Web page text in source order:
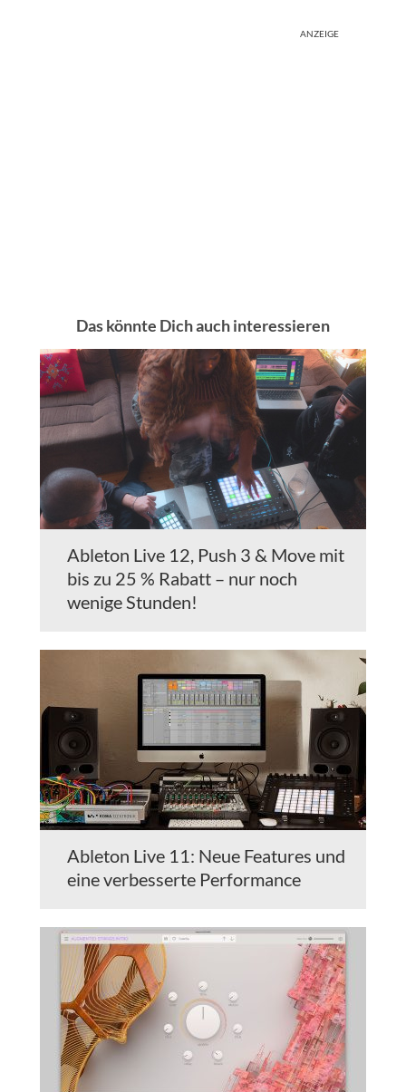
ANZEIGE
Das könnte Dich auch interessieren
Ableton Live 12, Push 3 & Move mit
bis zu 25 % Rabatt – nur noch
wenige Stunden!
Ableton Live 11: Neue Features und
eine verbesserte Performance